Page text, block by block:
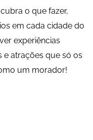
o que fazer,
em cada cidade do
experiências
e atrações que só os
um morador!